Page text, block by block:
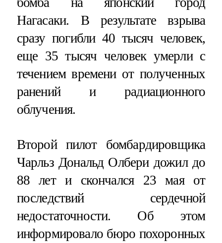
Нагасаки. В результате взрыва
сразу погибли 40 тысяч человек,
еще 35 тысяч человек умерли с
течением времени от полученных
ранений и радиационного
облучения.
Второй пилот бомбардировщика
Чарльз Дональд Олбери дожил до
88 лет и скончался 23 мая от
последствий сердечной
недостаточности. Об этом
информировало бюро похоронных